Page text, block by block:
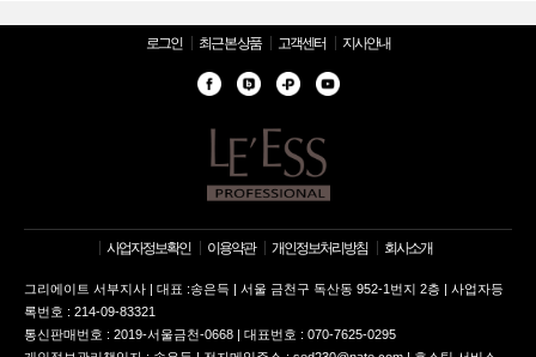
로그인 최근 본 상품 고객센터 지사안내
사업자정보확인 이용약관 개인정보처리방침 회사소개
그리에이트 서부지사 | 대표 :송은득 | 서울 금천구 독산동 952-1번지 2층 | 사업자등
록번호 : 214-09-83321
통신판매번호 : 2019-서울금천-0668 | 대표번호 : 070-7625-0295